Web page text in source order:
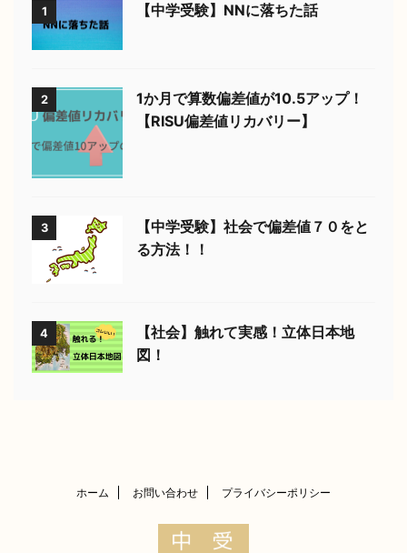
1 【中学受験】NNに落ちた話
2
1か月で算数偏差値が10.5アップ！
【RISU偏差値リカバリー】
3
【中学受験】社会で偏差値７０をと
る方法！！
4
【社会】触れて実感！立体日本地
図！
ホーム お問い合わせ プライバシーポリシー